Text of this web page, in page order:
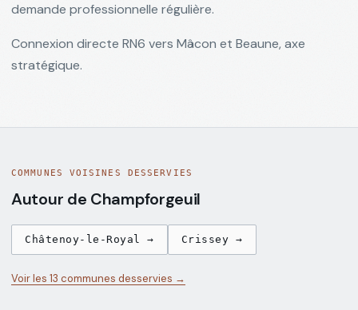
Le
DPE
Chalon
demande professionnelle régulière.
Connexion directe RN6 vers Mâcon et Beaune, axe
stratégique.
COMMUNES VOISINES DESSERVIES
Autour de Champforgeuil
Châtenoy-le-Royal → Crissey →
Voir les 13 communes desservies →